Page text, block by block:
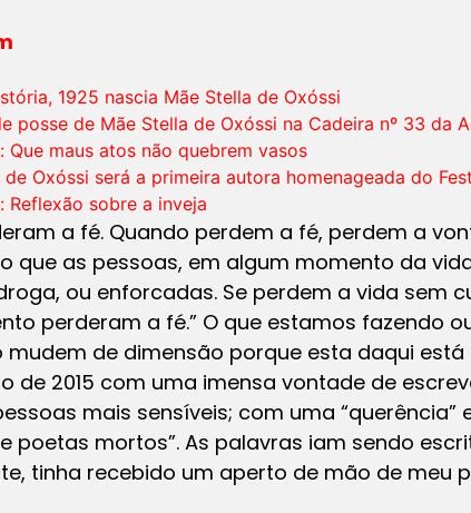
1925 nascia Mãe Stella de Oxóssi
posse de Mãe Stella de Oxóssi na Cadeira nº 33 da
Que maus atos não quebrem vasos
de Oxóssi será a primeira autora homenageada do
Reflexão sobre a inveja
a fé. Quando perdem a fé, perdem a
que as pessoas, em algum momento da
ou enforcadas. Se perdem a vida sem
perderam a fé.” O que estamos fazendo
mudem de dimensão porque esta daqui
de 2015 com uma imensa vontade de
mais sensíveis; com uma “querência”
poetas mortos”. As palavras iam sendo
tinha recebido um aperto de mão de meu